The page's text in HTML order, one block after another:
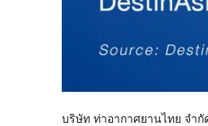
บริษัท ท่าอากาศยานไทย จำ